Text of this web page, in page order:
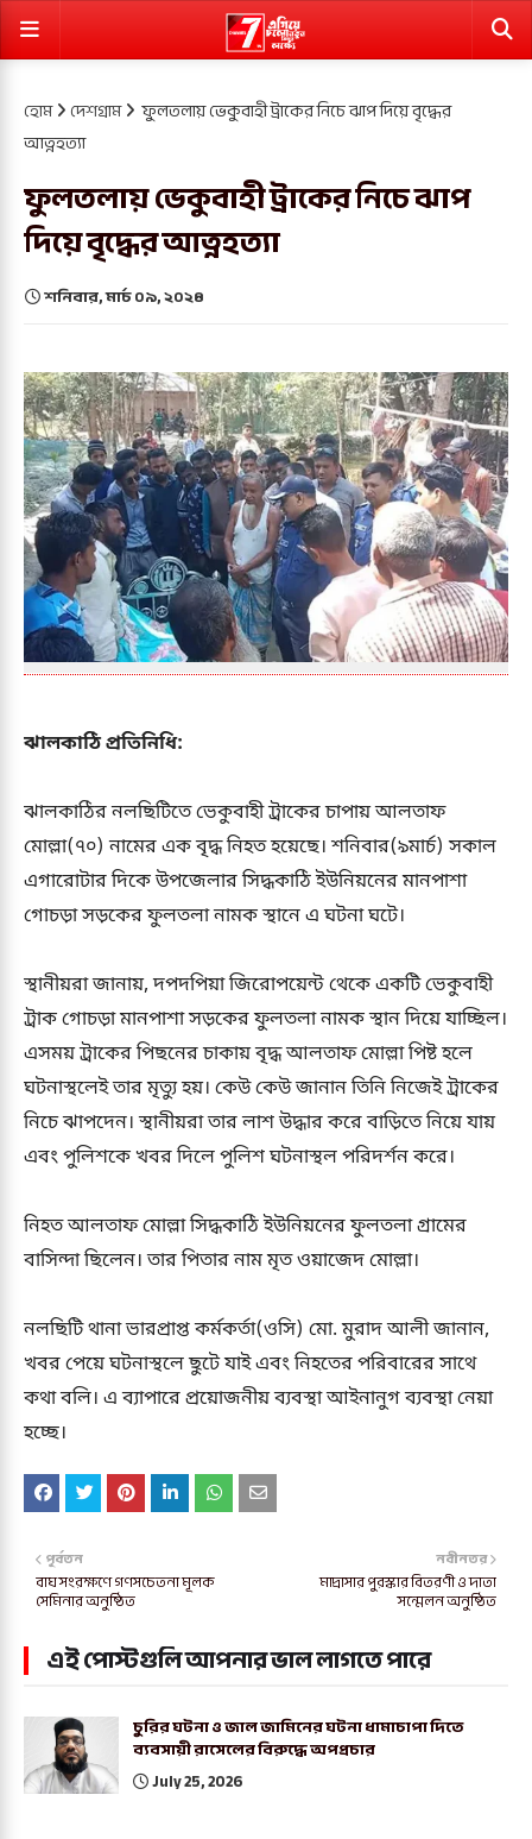
হোম দেশগ্রাম
ফুলতলায় ভেকুবাহী ট্রাকের নিচে ঝাপ দিয়ে বৃদ্ধের
আত্নহত্যা
ফুলতলায় ভেকুবাহী ট্রাকের নিচে ঝাপ
দিয়ে বৃদ্ধের আত্নহত্যা
শনিবার, মার্চ ০৯, ২০২৪
ঝালকাঠি প্রতিনিধি:
ঝালকাঠির নলছিটিতে ভেকুবাহী ট্রাকের চাপায় আলতাফ
মোল্লা(৭০) নামের এক বৃদ্ধ নিহত হয়েছে। শনিবার(৯মার্চ) সকাল
এগারোটার দিকে উপজেলার সিদ্ধকাঠি ইউনিয়নের মানপাশা
গোচড়া সড়কের ফুলতলা নামক স্থানে এ ঘটনা ঘটে।
স্থানীয়রা জানায়, দপদপিয়া জিরোপয়েন্ট থেকে একটি ভেকুবাহী
ট্রাক গোচড়া মানপাশা সড়কের ফুলতলা নামক স্থান দিয়ে যাচ্ছিল।
এসময় ট্রাকের পিছনের চাকায় বৃদ্ধ আলতাফ মোল্লা পিষ্ট হলে
ঘটনাস্থলেই তার মৃত্যু হয়। কেউ কেউ জানান তিনি নিজেই ট্রাকের
নিচে ঝাপদেন। স্থানীয়রা তার লাশ উদ্ধার করে বাড়িতে নিয়ে যায়
এবং পুলিশকে খবর দিলে পুলিশ ঘটনাস্থল পরিদর্শন করে।
নিহত আলতাফ মোল্লা সিদ্ধকাঠি ইউনিয়নের ফুলতলা গ্রামের
বাসিন্দা ছিলেন। তার পিতার নাম মৃত ওয়াজেদ মোল্লা।
নলছিটি থানা ভারপ্রাপ্ত কর্মকর্তা(ওসি) মো. মুরাদ আলী জানান,
খবর পেয়ে ঘটনাস্থলে ছুটে যাই এবং নিহতের পরিবারের সাথে
কথা বলি। এ ব্যাপারে প্রয়োজনীয় ব্যবস্থা আইনানুগ ব্যবস্থা নেয়া
হচ্ছে।
নবীনতর
মাদ্রাসার পুরস্কার বিতরণী ও দাতা
সন্মেলন অনুষ্ঠিত
পূর্বতন
বাঘ সংরক্ষণে গণসচেতনা মূলক
সেমিনার অনুষ্ঠিত
এই পোস্টগুলি আপনার ভাল লাগতে পারে
চুরির ঘটনা ও জাল জামিনের ঘটনা ধামাচাপা দিতে
ব্যবসায়ী রাসেলের বিরুদ্ধে অপপ্রচার
July 25, 2026